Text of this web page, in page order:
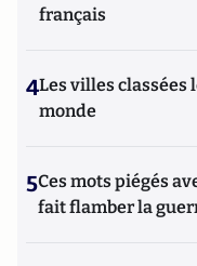
français
4Les villes classées
monde
5Ces mots piégés
fait flamber la